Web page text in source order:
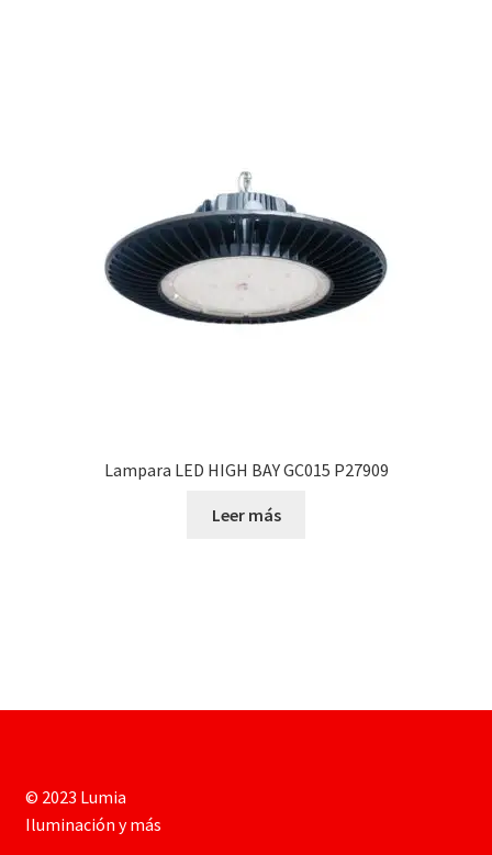
Lampara LED HIGH BAY GC015 P27909
Leer más
© 2023 Lumia
Iluminación y más